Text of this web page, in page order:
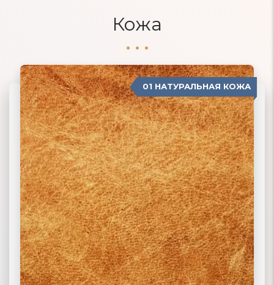
Кожа
04 ЗАМША 01 НАТУРАЛЬНАЯ КОЖА
02 ЭКОКОЖА
03 ИСКУССТВЕННАЯ КОЖА